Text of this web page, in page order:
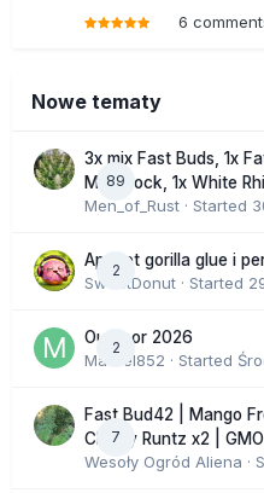
6
Nowe tematy
89
3x mix Fast Buds, 1x
Moonrock, 1x White
Men_of_Rust · Started
2
Apricot gorilla glue i
SweetDonut · Started
2
Outdoor 2026
Marcel852 · Started
7
Fast Bud42 | Mango
Cherry Runtz x2 |
Wesoły Ogród Aliena ·